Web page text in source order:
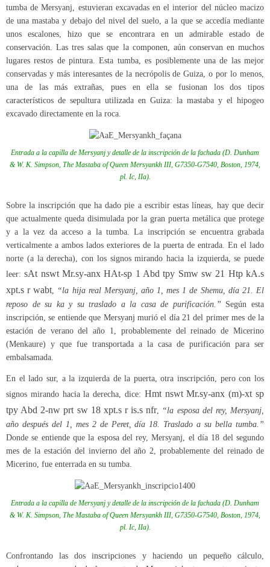
tumba de Mersyanj, estuvieran excavadas en el interior del núcleo macizo
de una mastaba y debajo del nivel del suelo, a la que se accedía mediante
unos escalones, hizo que se encontrara en un admirable estado de
conservación. Las tres salas que la componen, aún conservan en muchos
lugares restos de pintura. Esta tumba, es posiblemente una de las mejor
conservadas y más interesantes de la necrópolis de Guiza, o por lo menos,
una de las más extrañas, pues en ella se fusionan los dos tipos
característicos de sepultura utilizada en Guiza: la mastaba y el hipogeo
excavado directamente en la roca.
Entrada a la capilla de Mersyanj y detalle de la inscripción de la fachada (D. Dunham
& W. K. Simpson, The Mastaba of Queen Mersyankh III, G7350-G7540 , Boston, 1974,
pl. Ic, IIa).
Sobre la inscripción que ha dado pie a escribir estas líneas, hay que decir
que actualmente queda disimulada por la gran puerta metálica que protege
y a la vez da acceso a la tumba. La inscripción se encuentra grabada
verticalmente a ambos lados exteriores de la puerta de entrada. En el lado
norte (a la derecha), con los signos mirando hacia la izquierda, se puede
leer:sAt nswt Mr.sy-anx HAt-sp 1 Abd tpy Smw sw 21 Htp kA.s
xpt.s r wabt
“la hija real Mersyanj, año 1, mes 1 de Shemu, día 21. El
reposo de su ka y su traslado a la casa de purificación.” Según esta
inscripción, se entiende que Mersyanj murió el día 21 del primer mes de la
estación de verano del año 1, probablemente del reinado de Micerino
(Menkaure) y que fue transportada a la casa de purificación para ser
embalsamada.
En el lado sur, a la izquierda de la puerta, otra inscripción, pero con los
signos mirando hacia la derecha, dice: Hmt nswt Mr.sy-anx (m)-xt sp
tpy Abd 2-nw prt sw 18 xpt.s r is.s nfr, “la esposa del rey, Mersyanj,
año después del 1, mes 2 de Peret, día 18. Traslado a su bella tumba.”
Donde se entiende que la esposa del rey, Mersyanj, el día 18 del segundo
mes de la estación del invierno del año 2, probablemente del reinado de
Micerino, fue enterrada en su tumba.
Entrada a la capilla de Mersyanj y detalle de la inscripción de la fachada (D. Dunham
& W. K. Simpson, The Mastaba of Queen Mersyankh III, G7350-G7540 , Boston, 1974,
pl. Ic, IIa).
Confrontando las dos inscripciones y haciendo un pequeño cálculo,